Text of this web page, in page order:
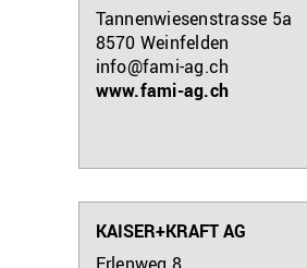
Tannenwiesenstrasse 5a
8570 Weinfelden
info@fami-ag.ch
www.fami-ag.ch
KAISER+KRAFT AG